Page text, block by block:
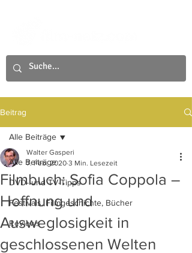
Beitrag
Alle Beiträge
DVD- und TV-Tipps
Festivals, Filmgeschichte, Bücher
Reviews
Alle Beiträge
Filmbuch: Sofia Coppola –
Hoffnung und
Ausweglosigkeit in
geschlossenen Welten
Walter Gasperi
7. Feb. 2020 3 Min. Lesezeit